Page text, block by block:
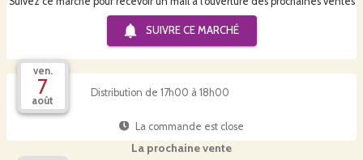
SUIVRE CE MARCHÉ
ven.
7
août
Distribution de 17h00 à 18h00
La commande est close
La prochaine vente